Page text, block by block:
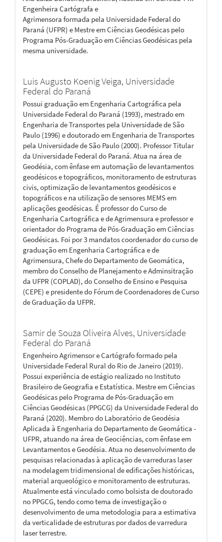
Engenheira Cartógrafa e
Agrimensora formada pela Universidade Federal do
Paraná (UFPR) e Mestre em Ciências Geodésicas pelo
Programa Pós-Graduação em Ciências Geodésicas pela
mesma universidade.
Luis Augusto Koenig Veiga, Universidade
Federal do Paraná
Possui graduação em Engenharia Cartográfica pela
Universidade Federal do Paraná (1993), mestrado em
Engenharia de Transportes pela Universidade de São
Paulo (1996) e doutorado em Engenharia de Transportes
pela Universidade de São Paulo (2000). Professor Titular
da Universidade Federal do Paraná. Atua na área de
Geodésia, com ênfase em automação de levantamentos
geodésicos e topográficos, monitoramento de estruturas
civis, optimização de levantamentos geodésicos e
topográficos e na utilização de sensores MEMS em
aplicações geodésicas. É professor do Curso de
Engenharia Cartográfica e de Agrimensura e professor e
orientador do Programa de Pós-Graduação em Ciências
Geodésicas. Foi por 3 mandatos coordenador do curso de
graduação em Engenharia Cartográfica e de
Agrimensura, Chefe do Departamento de Geomática,
membro do Conselho de Planejamento e Adminsitração
da UFPR (COPLAD), do Conselho de Ensino e Pesquisa
(CEPE) e presidente do Fórum de Coordenadores de Curso
de Graduação da UFPR.
Samir de Souza Oliveira Alves, Universidade
Federal do Paraná
Engenheiro Agrimensor e Cartógrafo formado pela
Universidade Federal Rural do Rio de Janeiro (2019).
Possui experiência de estágio realizado no Instituto
Brasileiro de Geografia e Estatística. Mestre em Ciências
Geodésicas pelo Programa de Pós-Graduação em
Ciências Geodésicas (PPGCG) da Universidade Federal do
Paraná (2020). Membro do Laboratório de Geodésia
Aplicada à Engenharia do Departamento de Geomática -
UFPR, atuando na área de Geociências, com ênfase em
Levantamentos e Geodésia. Atua no desenvolvimento de
pesquisas relacionadas à aplicação de varreduras laser
na modelagem tridimensional de edificações históricas,
material arqueológico e monitoramento de estruturas.
Atualmente está vinculado como bolsista de doutorado
no PPGCG, tendo como tema de investigação o
desenvolvimento de uma metodologia para a estimativa
da verticalidade de estruturas por dados de varredura
laser terrestre.